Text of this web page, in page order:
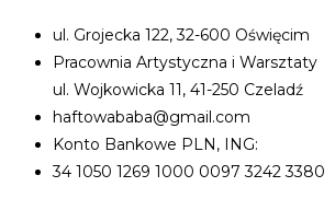
ul. Grojecka 122, 32-600 Oświęcim
Pracownia Artystyczna i Warsztaty
ul. Wojkowicka 11, 41-250 Czeladź
haftowababa@gmail.com
Konto Bankowe PLN, ING:
34 1050 1269 1000 0097 3242 3380